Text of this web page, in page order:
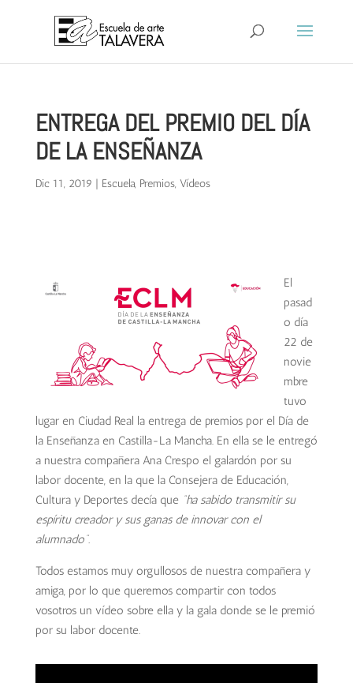
ENTREGA DEL PREMIO DEL DÍA
DE LA ENSEÑANZA
Dic 11, 2019 | Escuela, Premios, Vídeos
El
pasad
o día
22 de
novie
mbre
tuvo
lugar en Ciudad Real la entrega de premios por el Día de
la Enseñanza en Castilla-La Mancha. En ella se le entregó
a nuestra compañera Ana Crespo el galardón por su
labor docente, en la que la Consejera de Educación,
Cultura y Deportes decía que “ha sabido transmitir su
espíritu creador y sus ganas de innovar con el
alumnado”.
Todos estamos muy orgullosos de nuestra compañera y
amiga, por lo que queremos compartir con todos
vosotros un vídeo sobre ella y la gala donde se le premió
por su labor docente.